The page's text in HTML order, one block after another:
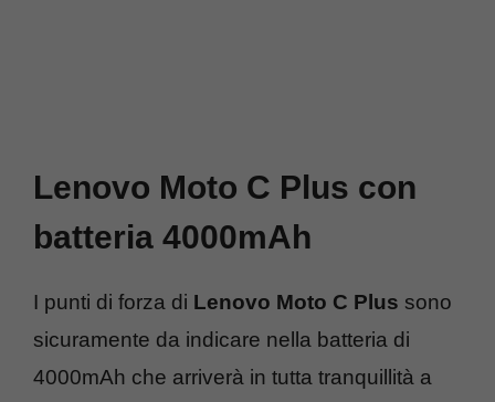
Lenovo Moto C Plus con
batteria 4000mAh
I punti di forza di Lenovo Moto C Plus sono
sicuramente da indicare nella batteria di
4000mAh che arriverà in tutta tranquillità a